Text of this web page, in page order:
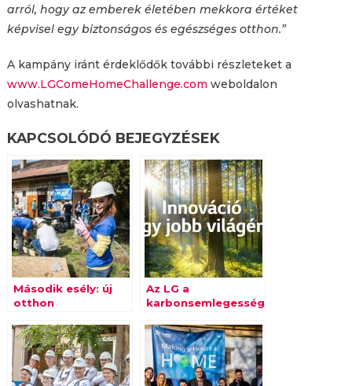
arról, hogy az emberek életében mekkora értéket
képvisel egy biztonságos és egészséges otthon.”
A kampány iránt érdeklődők további részleteket a
www.LGComeHomeChallenge.com weboldalon
olvashatnak.
KAPCSOLÓDÓ BEJEGYZÉSEK
Második esély: új
otthon
Az LG a
karbonsemlegesség